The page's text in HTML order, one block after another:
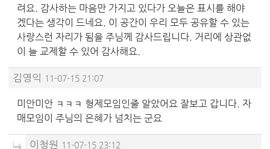
려요. 감사하는 마음만 가지고 있다가 오늘은 표시를 해야
겠다는 생각이 드네요. 이 공간이 우리 모두 공유할 수 있는
사랑스런 자리가 됨을 주님께 감사드립니다. 거리에 상관없
이 늘 교제할 수 있어 감사해요.
김영익 11-07-15 21:07
미안미안 ㅋㅋㅋ 형제모임인줄 알았어요 잘보고 갑니다. 자
매모임이 주님의 은혜가 넘치는 군요
이청원 11-07-15 23:12